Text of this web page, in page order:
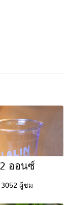
ออนซ์
ผู้ชม